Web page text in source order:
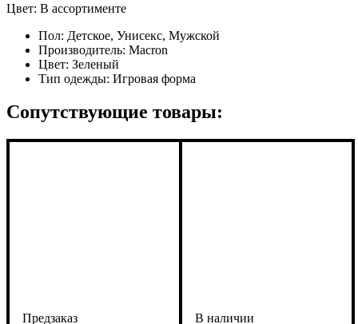
Цвет: В ассортименте
Пол: Детское, Унисекс, Мужской
Производитель: Macron
Цвет: Зеленый
Тип одежды: Игровая форма
Сопутствующие товары: